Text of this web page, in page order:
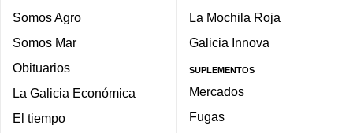
Somos Agro
Somos Mar
Obituarios
La Galicia Económica
El tiempo
La Mochila Roja
Galicia Innova
SUPLEMENTOS
Mercados
Fugas